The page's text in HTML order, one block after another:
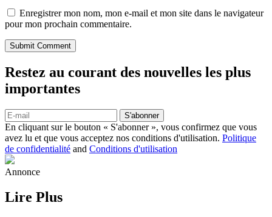
Enregistrer mon nom, mon e-mail et mon site dans le navigateur
pour mon prochain commentaire.
Submit Comment
Restez au courant des nouvelles les plus
importantes
S'abonner
En cliquant sur le bouton « S'abonner », vous confirmez que vous
avez lu et que vous acceptez nos conditions d'utilisation. Politique
de confidentialité and Conditions d'utilisation
Annonce
Lire Plus